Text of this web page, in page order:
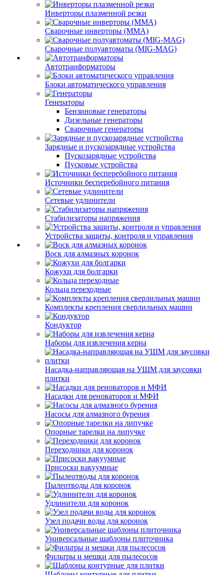
Инверторы плазменной резки
Сварочные инверторы (MMA)
Сварочные полуавтоматы (MIG-MAG)
Автотранформаторы
Блоки автоматического управления
Генераторы
Бензиновые генераторы
Дизельные генераторы
Сварочные генераторы
Зарядные и пускозарядные устройства
Пускозарядные устройства
Пусковые устройства
Источники бесперебойного питания
Сетевые удлинители
Стабилизаторы напряжения
Устройства защиты, контроля и управления
Воск для алмазных коронок
Кожухи для болгарки
Кольца переходные
Комплекты крепления сверлильных машин
Кондуктор
Наборы для извлечения керна
Насадка-направляющая на УШМ для заусовки
плитки
Насадки для реноваторов и МФИ
Насосы для алмазного бурения
Опорные тарелки на липучке
Переходники для коронок
Присоски вакуумные
Пылеотводы для коронок
Удлинители для коронок
Узел подачи воды для коронок
Универсальные шаблоны плиточника
Фильтры и мешки для пылесосов